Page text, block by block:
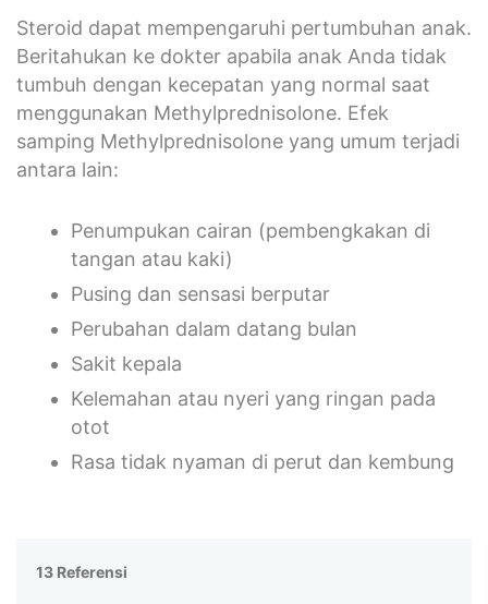
Steroid dapat mempengaruhi pertumbuhan anak.
Beritahukan ke dokter apabila anak Anda tidak
tumbuh dengan kecepatan yang normal saat
menggunakan Methylprednisolone. Efek
samping Methylprednisolone yang umum terjadi
antara lain:
Penumpukan cairan (pembengkakan di
tangan atau kaki)
Pusing dan sensasi berputar
Perubahan dalam datang bulan
Sakit kepala
Kelemahan atau nyeri yang ringan pada
otot
Rasa tidak nyaman di perut dan kembung
13 Referensi